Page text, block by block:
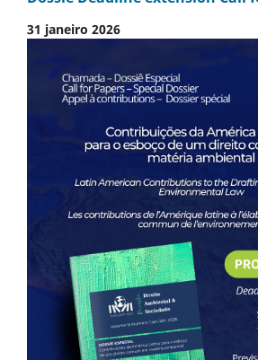
31 janeiro 2026